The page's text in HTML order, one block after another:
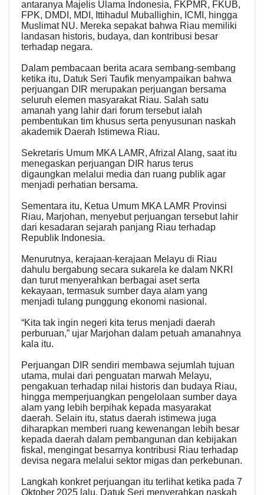
antaranya Majelis Ulama Indonesia, FKPMR, FKUB,
FPK, DMDI, MDI, Ittihadul Muballighin, ICMI, hingga
Muslimat NU. Mereka sepakat bahwa Riau memiliki
landasan historis, budaya, dan kontribusi besar
terhadap negara.
Dalam pembacaan berita acara sembang-sembang
ketika itu, Datuk Seri Taufik menyampaikan bahwa
perjuangan DIR merupakan perjuangan bersama
seluruh elemen masyarakat Riau. Salah satu
amanah yang lahir dari forum tersebut ialah
pembentukan tim khusus serta penyusunan naskah
akademik Daerah Istimewa Riau.
Sekretaris Umum MKA LAMR, Afrizal Alang, saat itu
menegaskan perjuangan DIR harus terus
digaungkan melalui media dan ruang publik agar
menjadi perhatian bersama.
Sementara itu, Ketua Umum MKA LAMR Provinsi
Riau, Marjohan, menyebut perjuangan tersebut lahir
dari kesadaran sejarah panjang Riau terhadap
Republik Indonesia.
Menurutnya, kerajaan-kerajaan Melayu di Riau
dahulu bergabung secara sukarela ke dalam NKRI
dan turut menyerahkan berbagai aset serta
kekayaan, termasuk sumber daya alam yang
menjadi tulang punggung ekonomi nasional.
“Kita tak ingin negeri kita terus menjadi daerah
perburuan,” ujar Marjohan dalam petuah amanahnya
kala itu.
Perjuangan DIR sendiri membawa sejumlah tujuan
utama, mulai dari penguatan marwah Melayu,
pengakuan terhadap nilai historis dan budaya Riau,
hingga memperjuangkan pengelolaan sumber daya
alam yang lebih berpihak kepada masyarakat
daerah. Selain itu, status daerah istimewa juga
diharapkan memberi ruang kewenangan lebih besar
kepada daerah dalam pembangunan dan kebijakan
fiskal, mengingat besarnya kontribusi Riau terhadap
devisa negara melalui sektor migas dan perkebunan.
Langkah konkret perjuangan itu terlihat ketika pada 7
Oktober 2025 lalu, Datuk Seri menyerahkan naskah